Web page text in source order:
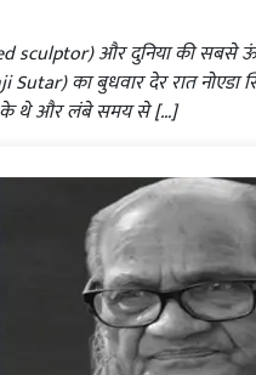
sculptor) और दुनिया की
Sutar) का बुधवार देर रात
के थे और लंबे समय से […]